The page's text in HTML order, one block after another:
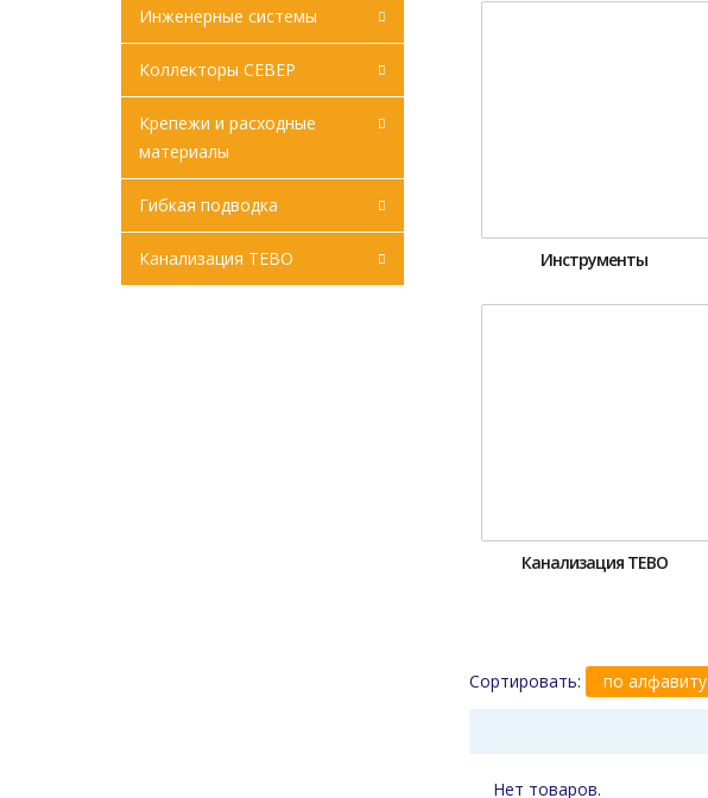
Инженерные системы
Коллекторы СЕВЕР
Крепежи и расходные
материалы
Гибкая подводка
Канализация ТЕВО Инструменты
Канализация ТЕВО
Сортировать: по алфавиту
Нет товаров.